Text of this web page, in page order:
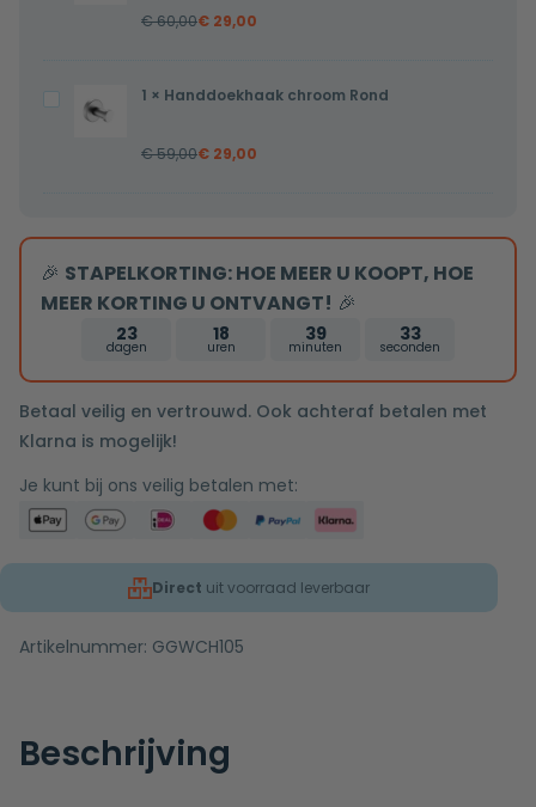
€60,00€ 29,00
Handdoekhaak
chroom
1 × Handdoekhaak chroom Rond
€59,00€ 29,00
🎉 STAPELKORTING: HOE MEER U KOOPT, HOE
MEER KORTING U ONTVANGT! 🎉
23
dagen
18
uren
39
minuten
33
seconden
Betaal veilig en vertrouwd. Ook achteraf betalen met
Klarna is mogelijk!
Je kunt bij ons veilig betalen met:
Direct uit voorraad leverbaar
Artikelnummer: GGWCH105
Beschrijving